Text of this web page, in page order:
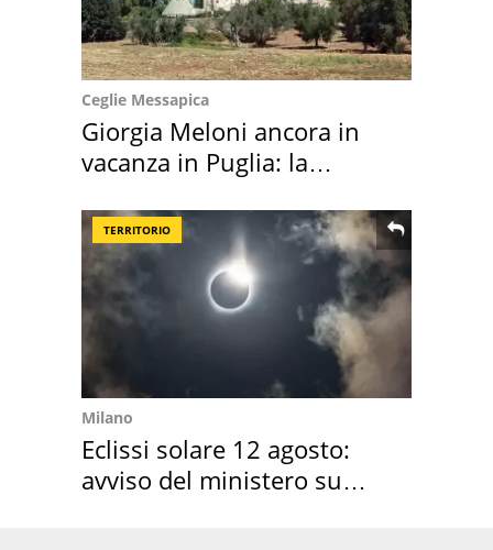
Ceglie Messapica
Giorgia Meloni ancora in
vacanza in Puglia: la
TERRITORIO
Milano
Eclissi solare 12 agosto:
avviso del ministero su